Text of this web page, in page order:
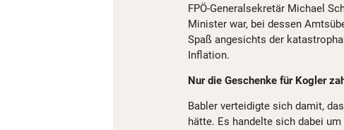
FPÖ-Generalsekretär Michael
Minister war, bei dessen
Spaß angesichts der
Inflation.
Nur die Geschenke für Kogler
Babler verteidigte sich damit,
hätte. Es handelte sich dabei